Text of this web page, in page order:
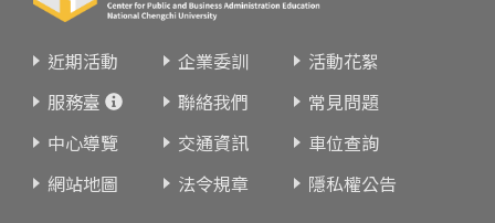
近期活動 企業委訓
活動花絮
服務臺
聯絡我們
常見問題
中心導覽
交通資訊
車位查詢
網站地圖
法令規章
隱私權公告